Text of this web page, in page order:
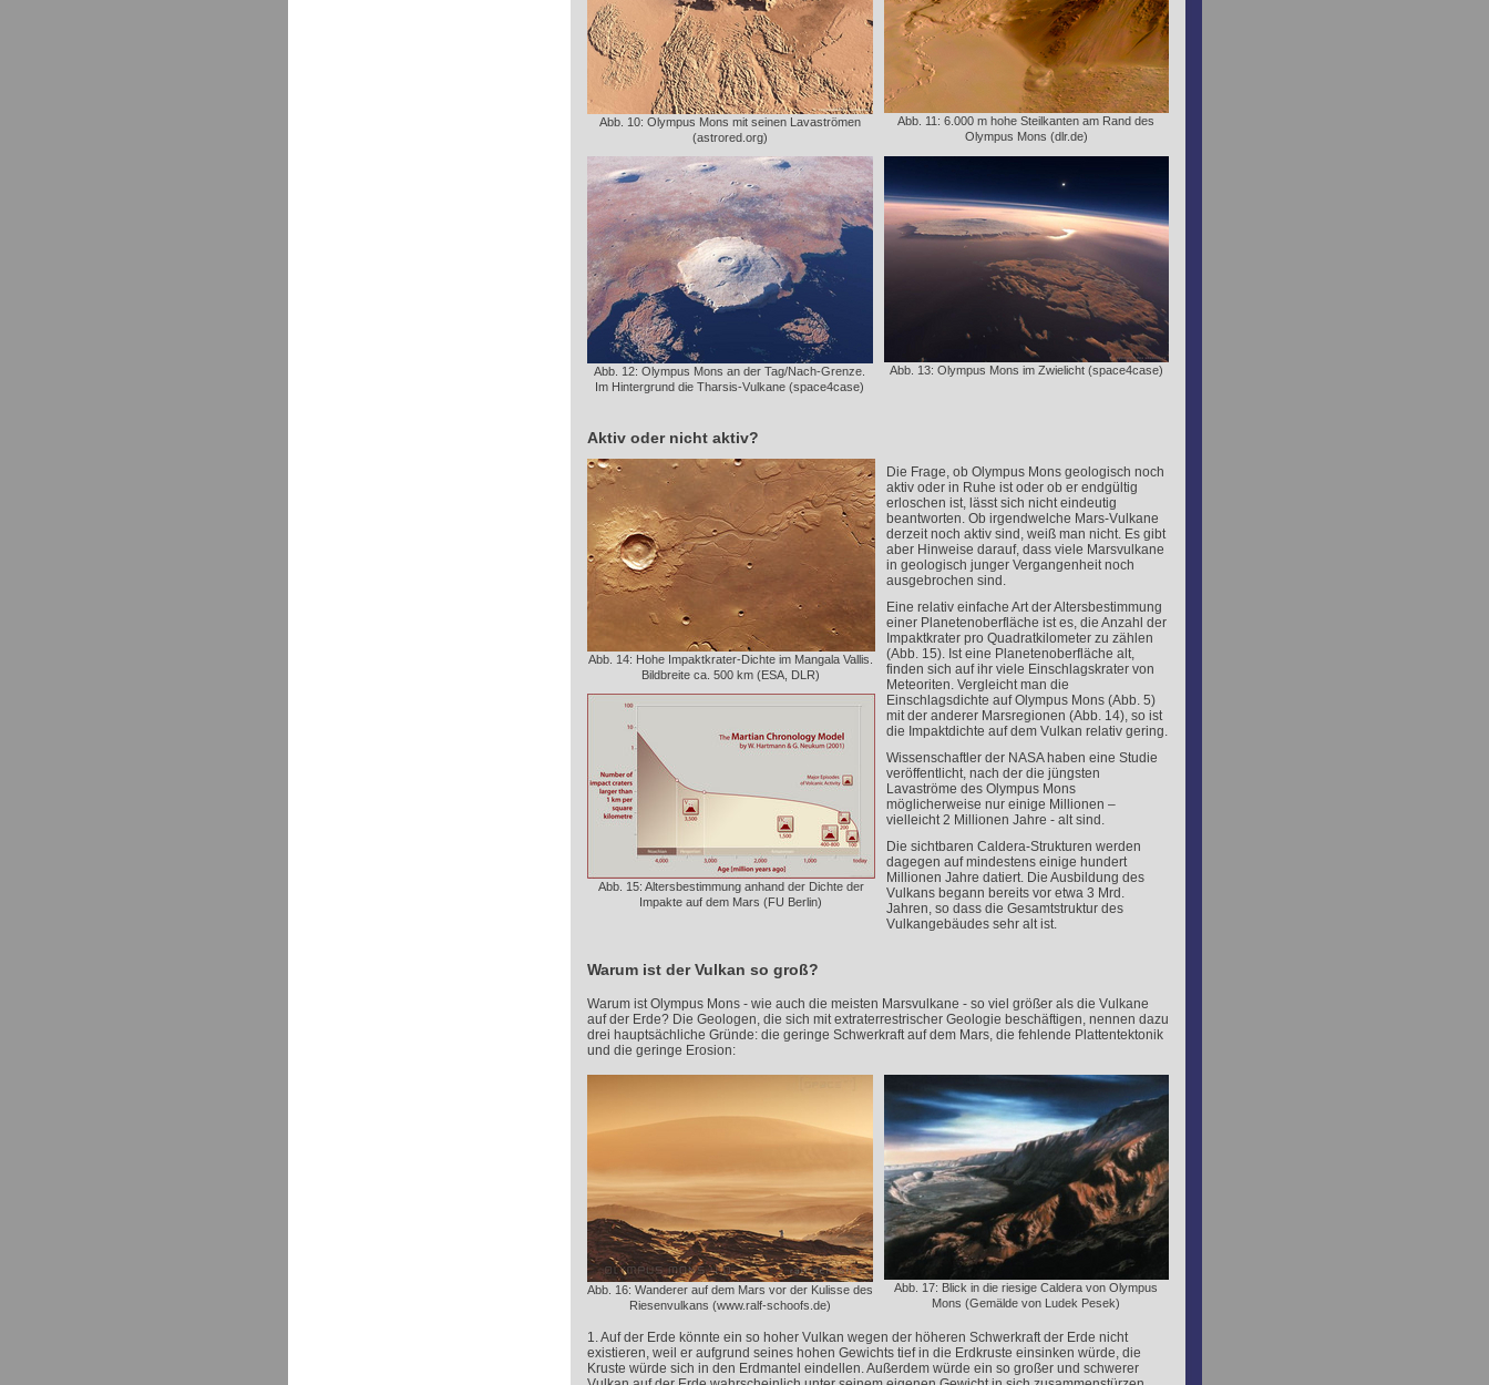
Abb. 10: Olympus Mons mit seinen Lavaströmen
(astrored.org)
Abb. 11: 6.000 m hohe Steilkanten am Rand des
Olympus Mons (dlr.de)
Abb. 12: Olympus Mons an der Tag/Nach-Grenze.
Im Hintergrund die Tharsis-Vulkane (space4case)
Abb. 13: Olympus Mons im Zwielicht (space4case)
Aktiv oder nicht aktiv?
Abb. 14: Hohe Impaktkrater-Dichte im Mangala Vallis.
Bildbreite ca. 500 km (ESA, DLR)
Abb. 15: Altersbestimmung anhand der Dichte der
Impakte auf dem Mars (FU Berlin)
Die Frage, ob Olympus Mons geologisch noch
aktiv oder in Ruhe ist oder ob er endgültig
erloschen ist, lässt sich nicht eindeutig
beantworten. Ob irgendwelche Mars-Vulkane
derzeit noch aktiv sind, weiß man nicht. Es gibt
aber Hinweise darauf, dass viele Marsvulkane
in geologisch junger Vergangenheit noch
ausgebrochen sind.
Eine relativ einfache Art der Altersbestimmung
einer Planetenoberfläche ist es, die Anzahl der
Impaktkrater pro Quadratkilometer zu zählen
(Abb. 15). Ist eine Planetenoberfläche alt,
finden sich auf ihr viele Einschlagskrater von
Meteoriten. Vergleicht man die
Einschlagsdichte auf Olympus Mons (Abb. 5)
mit der anderer Marsregionen (Abb. 14), so ist
die Impaktdichte auf dem Vulkan relativ gering.
Wissenschaftler der NASA haben eine Studie
veröffentlicht, nach der die jüngsten
Lavaströme des Olympus Mons
möglicherweise nur einige Millionen –
vielleicht 2 Millionen Jahre - alt sind.
Die sichtbaren Caldera-Strukturen werden
dagegen auf mindestens einige hundert
Millionen Jahre datiert. Die Ausbildung des
Vulkans begann bereits vor etwa 3 Mrd.
Jahren, so dass die Gesamtstruktur des
Vulkangebäudes sehr alt ist.
Warum ist der Vulkan so groß?
Warum ist Olympus Mons - wie auch die meisten Marsvulkane - so viel größer als die Vulkane
auf der Erde? Die Geologen, die sich mit extraterrestrischer Geologie beschäftigen, nennen dazu
drei hauptsächliche Gründe: die geringe Schwerkraft auf dem Mars, die fehlende Plattentektonik
und die geringe Erosion:
Abb. 16: Wanderer auf dem Mars vor der Kulisse des
Riesenvulkans (www.ralf-schoofs.de)
Abb. 17: Blick in die riesige Caldera von Olympus
Mons (Gemälde von Ludek Pesek)
1. Auf der Erde könnte ein so hoher Vulkan wegen der höheren Schwerkraft der Erde nicht
existieren, weil er aufgrund seines hohen Gewichts tief in die Erdkruste einsinken würde, die
Kruste würde sich in den Erdmantel eindellen. Außerdem würde ein so großer und schwerer